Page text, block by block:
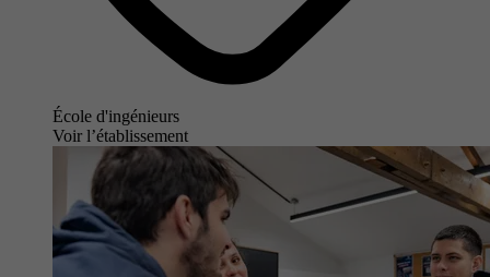
École d'ingénieurs
Voir l’établissement